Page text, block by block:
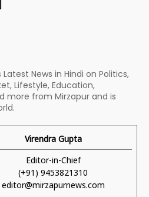
Latest News in Hindi on Politics,
Lifestyle, Education,
more from Mirzapur and is
Virendra Gupta
Editor-in-Chief
(+91) 9453821310
editor@mirzapurnews.com